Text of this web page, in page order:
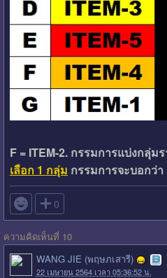
F = ITEM-2. กรรมการแบ่งกลุ่ม
เลือก 1 กลุ่ม กรรมการจะบอกว่
 0
ความคิดเห็นที่ 10
WANG JIE (พฤษภเสารี)
22 เมษายน 2564 เวลา 05:36:52 น.